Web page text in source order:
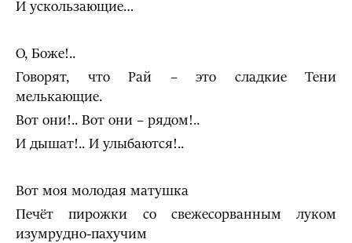
И ускользающие…
О, Боже!..
Говорят, что Рай – это сладкие Тени
мелькающие.
Вот они!.. Вот они – рядом!..
И дышат!.. И улыбаются!..
Вот моя молодая матушка
Печёт пирожки со свежесорванным луком
изумрудно-пахучим